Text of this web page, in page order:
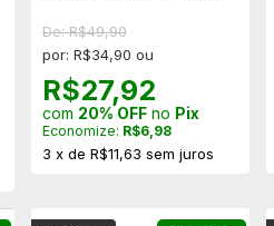
De: R$49,90
por: R$34,90 ou
R$27,92
com 20% OFFno Pix
Economize: R$6,98
3 x de R$11,63 sem juros